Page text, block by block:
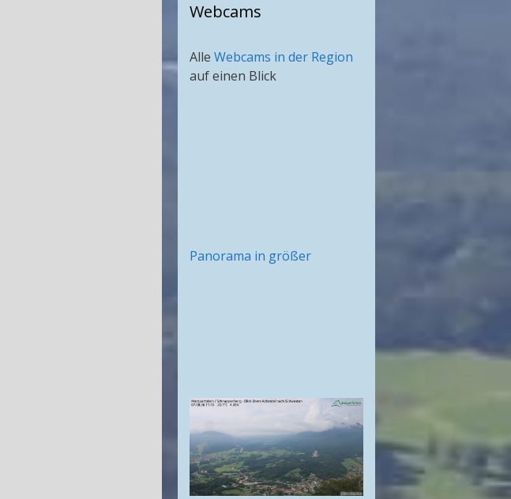
Webcams
Alle Webcams in der Region
auf einen Blick
Panorama in größer